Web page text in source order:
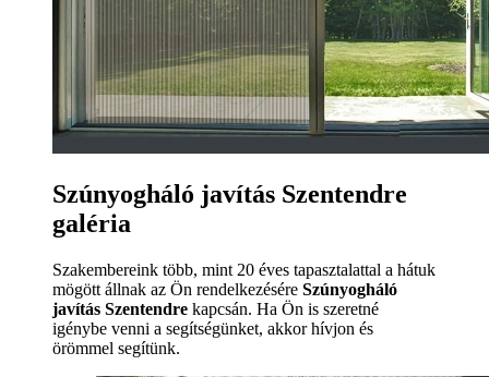
Szúnyogháló javítás Szentendre
galéria
Szakembereink több, mint 20 éves tapasztalattal a hátuk
mögött állnak az Ön rendelkezésére Szúnyogháló
javítás Szentendre kapcsán. Ha Ön is szeretné
igénybe venni a segítségünket, akkor hívjon és
örömmel segítünk.